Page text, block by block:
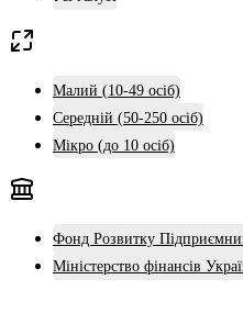
Малий (10-49 осіб)
Середній (50-250 осіб)
Мікро (до 10 осіб)
Фонд Розвитку
Міністерство фінансів